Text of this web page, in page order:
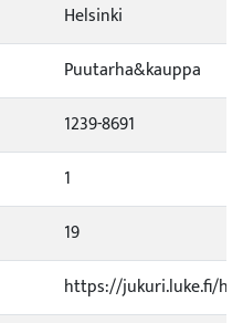
Helsinki
Puutarha&kauppa
1239-8691
1
19
https://jukuri.luke.fi/